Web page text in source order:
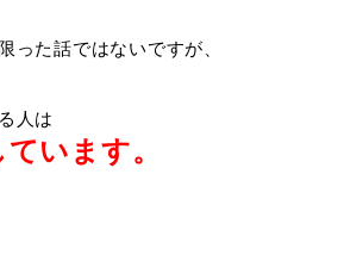
った話ではないですが、
人は
います。